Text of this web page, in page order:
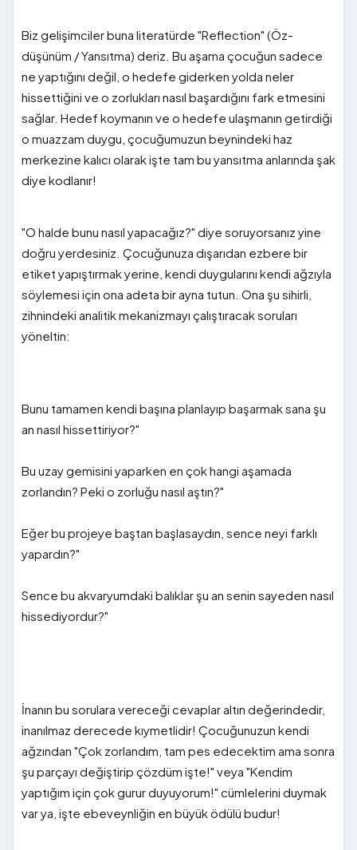
Biz gelişimciler buna literatürde "Reflection" (Öz-
düşünüm / Yansıtma) deriz. Bu aşama çocuğun sadece
ne yaptığını değil, o hedefe giderken yolda neler
hissettiğini ve o zorlukları nasıl başardığını fark etmesini
sağlar. Hedef koymanın ve o hedefe ulaşmanın getirdiği
o muazzam duygu, çocuğumuzun beynindeki haz
merkezine kalıcı olarak işte tam bu yansıtma anlarında şak
diye kodlanır!
"O halde bunu nasıl yapacağız?" diye soruyorsanız yine
doğru yerdesiniz. Çocuğunuza dışarıdan ezbere bir
etiket yapıştırmak yerine, kendi duygularını kendi ağzıyla
söylemesi için ona adeta bir ayna tutun. Ona şu sihirli,
zihnindeki analitik mekanizmayı çalıştıracak soruları
yöneltin:
Bunu tamamen kendi başına planlayıp başarmak sana şu
an nasıl hissettiriyor?"
Bu uzay gemisini yaparken en çok hangi aşamada
zorlandın? Peki o zorluğu nasıl aştın?"
Eğer bu projeye baştan başlasaydın, sence neyi farklı
yapardın?"
Sence bu akvaryumdaki balıklar şu an senin sayeden nasıl
hissediyordur?"
İnanın bu sorulara vereceği cevaplar altın değerindedir,
inanılmaz derecede kıymetlidir! Çocuğunuzun kendi
ağzından "Çok zorlandım, tam pes edecektim ama sonra
şu parçayı değiştirip çözdüm işte!" veya "Kendim
yaptığım için çok gurur duyuyorum!" cümlelerini duymak
var ya, işte ebeveynliğin en büyük ödülü budur!